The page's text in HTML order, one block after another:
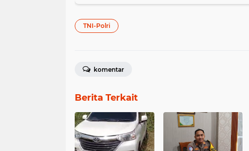
TNI-Polri
komentar
Berita Terkait